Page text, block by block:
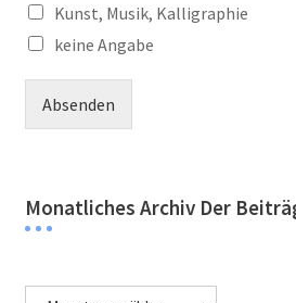
Kunst, Musik, Kalligraphie
keine Angabe
Absenden
Monatliches Archiv Der
Archiv